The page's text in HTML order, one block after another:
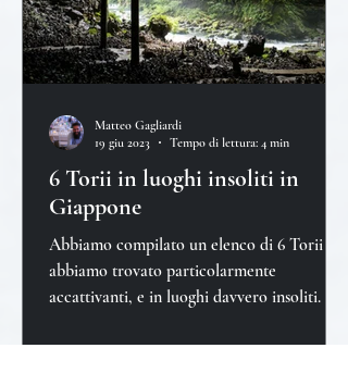
6 Torii in luoghi insoliti in
Giappone
Abbiamo compilato un elenco di 6 Torii che
abbiamo trovato particolarmente
accattivanti, e in luoghi davvero insoliti.
Matteo Gagliardi
19 giu 2023
Tempo di lettura: 4 min